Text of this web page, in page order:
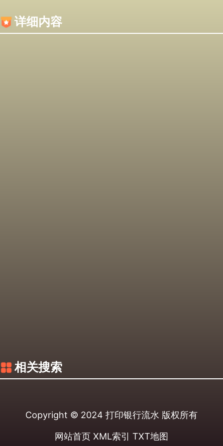
详细内容
相关搜索
Copyright © 2024 打印银行流水 版权所有
网站首页 XML索引 TXT地图